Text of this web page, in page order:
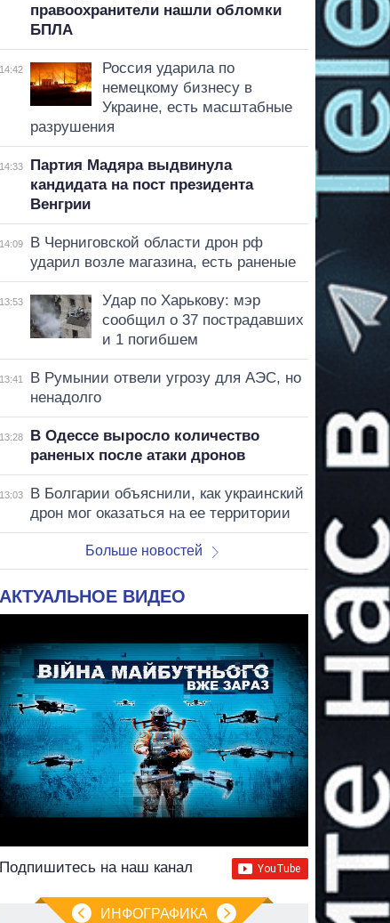
правоохранители нашли обломки
БПЛА
14:42
Россия ударила по
немецкому бизнесу в
Украине, есть масштабные
разрушения
14:33
Партия Мадяра выдвинула
кандидата на пост президента
Венгрии
14:09
В Черниговской области дрон рф
ударил возле магазина, есть раненые
13:53
Удар по Харькову: мэр
сообщил о 37 пострадавших
и 1 погибшем
13:41
В Румынии отвели угрозу для АЭС, но
ненадолго
13:28
В Одессе выросло количество
раненых после атаки дронов
13:03
В Болгарии объяснили, как украинский
дрон мог оказаться на ее территории
Больше новостей
АКТУАЛЬНОЕ ВИДЕО
Подпишитесь на наш канал
ИНФОГРАФИКА